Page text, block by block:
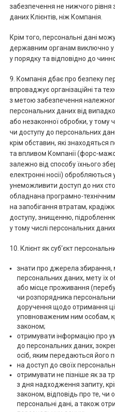
забезпечення не нижчого рівня
даних Клієнтів, ніж Компанія.
Крім того, персональні дані
державним органам виключно у
у порядку та відповідно до
9. Компанія дбає про безпеку
впроваджує організаційні та
з метою забезпечення
персональних даних від
або незаконної обробки, у тому
чи доступу до персональних
крім обставин, які знаходяться
та впливом Компанії (форс-
залежно від способу їхнього
електронні носії) обробляються
унеможливити доступ до них
обладнана програмно-
на запобігання втратам,
доступу, знищенню,
у тому числі персональних даних.
10. Клієнт як суб’єкт
знати про джерела збирання,
персональних даних, мету їх
або місце проживання
чи розпорядника
доручення щодо отримання
уповноваженим ним особам,
законом;
отримувати інформацію про
до персональних даних,
осіб, яким передаються його
на доступ до своїх
отримувати не пізніше як за
з дня надходження запиту,
законом, відповідь про те, чи
персональні дані, а також